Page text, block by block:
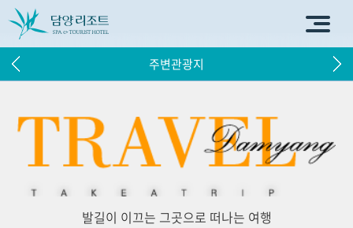
주변관광지
발길이 이끄는 그곳으로 떠나는 여행